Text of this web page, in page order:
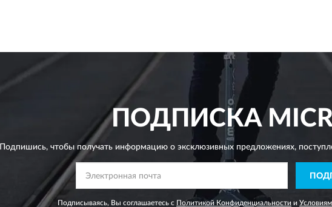
ПОДПИСКА
Подпишись, чтобы получать информацию о эксклюзивных предложениях,
Подписываясь, Вы соглашаетесь с Политикой Конфиденциальности и